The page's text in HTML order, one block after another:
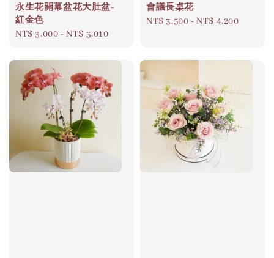
永生花開幕盆花大肚盆-
紅金色
Regular
NT$ 3,000 -NT$ 3,010
會議長桌花
Regular
NT$ 3,500 -NT$ 4,200